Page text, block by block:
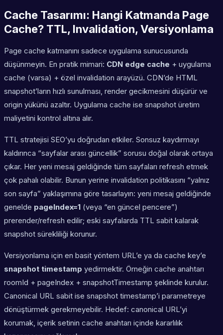
Cache Tasarımı: Hangi Katmanda Page
Cache? TTL, Invalidation, Versiyonlama
Page cache katmanını sadece uygulama sunucusunda
düşünmeyin. En pratik mimari: CDN edge cache + uygulama
cache (varsa) + özel invalidation arayüzü. CDN’de HTML
snapshot’ların hızlı sunulması, render gecikmesini düşürür ve
origin yükünü azaltır. Uygulama cache ise snapshot üretim
maliyetini kontrol altına alır.
TTL stratejisi SEO’yu doğrudan etkiler. Sonsuz kaydırmayı
kaldırınca “sayfalar arası güncellik” sorusu doğal olarak ortaya
çıkar. Her yeni mesaj geldiğinde tüm sayfaları refresh etmek
çok pahalı olabilir. Bunun yerine invalidation politikasını “yalnız
son sayfa” yaklaşımına göre tasarlayın: yeni mesaj geldiğinde
genelde pageIndex=1 (veya “en güncel pencere”)
prerender/refresh edilir; eski sayfalarda TTL sabit kalarak
snapshot sürekliliği korunur.
Versiyonlama için en basit yöntem URL’e ya da cache key’e
snapshot timestamp yedirmektir. Örneğin cache anahtarı
roomId + pageIndex + snapshotTimestamp şeklinde kurulur.
Canonical URL sabit ise snapshot timestamp’i parametreye
dönüştürmek gerekmeyebilir. Hedef: canonical URL’yi
korumak, içerik setinin cache anahtarı içinde kararlılık